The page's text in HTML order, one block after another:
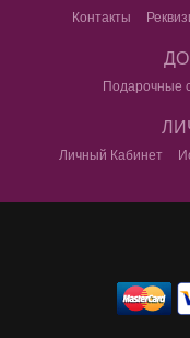
Контакты
Подарочные
Личный Кабинет